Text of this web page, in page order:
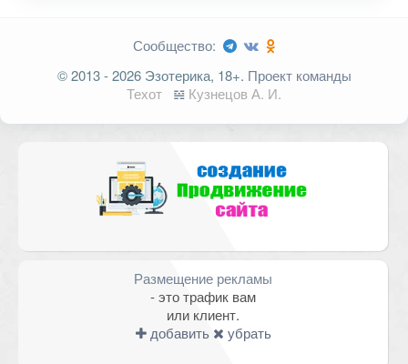
Ваш адрес email не будет
опубликован.
Обязательные поля
Комментарий
Сообщество:
© 2013 - 2026 Эзотерика, 18+. Проект команды
Техот
𝌴 Кузнецов А. И.
Размещение рекламы
- это трафик вам
или клиент.
добавить
убрать